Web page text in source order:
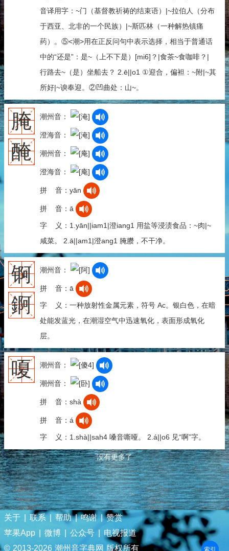
音译用字：~门（基督教祈祷的结束语）|~拉伯人（分布
于西亚、北非的一个民族）|~斯匹林（一种解热镇痛
药）。⑤<潮>用在正反问句中表示选择，相当于普通话
中的“还是”：是~（上不下是）[mi6]？|食茶~食咖啡？|
行路去~（是）坐船去？ 2.ē||o1 ①迎合，偏袒：~附|~其
所好|~谀奉迎。②凹曲处：山~。
腌
醃
潮州音：
澄海音：
潮州音：
澄海音：
拼 音：yān
拼 音：ā
字 义：1.yān||iam1|澄iang1 用盐等浸渍食品：~肉|~
咸菜。 2.ā||am1|澄ang1 腌臜，不干净。
锕
錒
潮州音：
拼 音：ā
字 义：一种放射性金属元素，符号 Ac。银白色，在暗
处能发蓝光，在潮湿空气中迅速氧化，表面形成氧化
层。
嗄 潮州音：
潮州音：
拼 音：shà
拼 音：á
字 义：1.shà||sah4 嗓音嘶哑。 2.á||o6 见“啊”字。
没有更多了
关于 联系 帮助 | 鸣谢 | 赞赏
苹果App
微博 公众号
电视报道
© 2013-2026 潮州音字典网 版权所有 部首
笔划
拼音
潮拼